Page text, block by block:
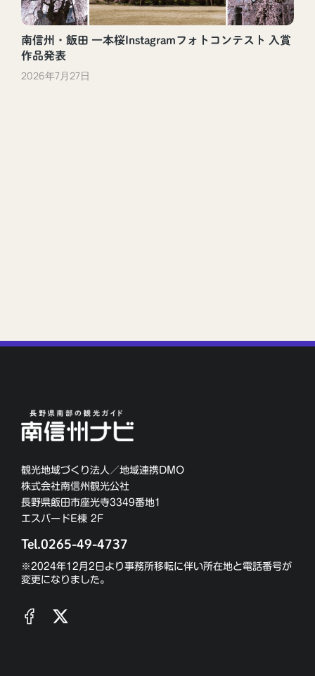
南信州・飯田 一本桜Instagramフォトコンテスト 入賞
作品発表
2026年7月27日
観光地域づくり法人／地域連携DMO
株式会社南信州観光公社
長野県飯田市座光寺3349番地1
エスバードE棟 2F
Tel.0265-49-4737
※2024年12月2日より事務所移転に伴い所在地と電話番号が
変更になりました。